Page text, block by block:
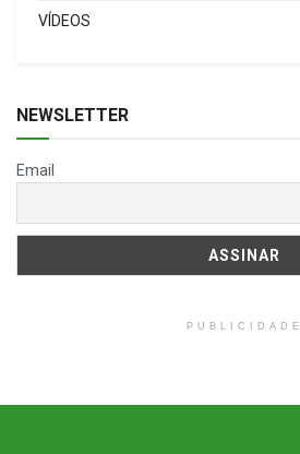
VÍDEOS
NEWSLETTER
Email
PUBLICIDADE